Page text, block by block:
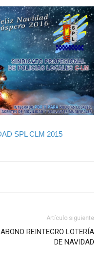
Artículo siguiente
ABONO REINTEGRO LOTERÍA
DE NAVIDAD